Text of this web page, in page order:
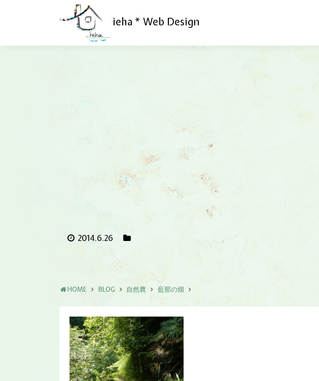
ieha * Web Design
2014.6.26
HOME BLOG 自然農 藍那の畑